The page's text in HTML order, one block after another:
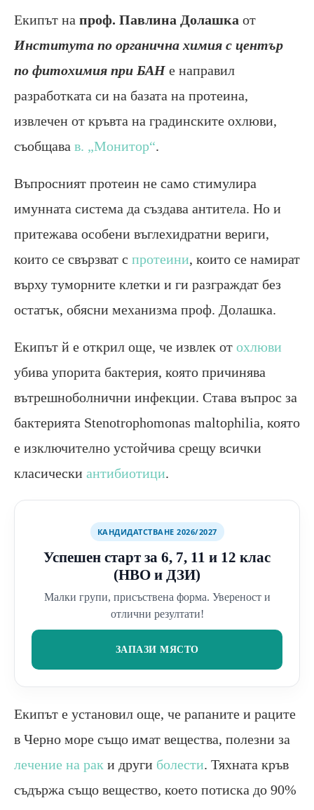
Екипът на проф. Павлина Долашка от
Института по органична химия с център
по фитохимия при БАН е направил
разработката си на базата на протеина,
извлечен от кръвта на градинските охлюви,
съобщава в. „Монитор“.
Въпросният протеин не само стимулира
имунната система да създава антитела. Но и
притежава особени въглехидратни вериги,
които се свързват с протеини, които се намират
върху туморните клетки и ги разграждат без
остатък, обясни механизма проф. Долашка.
Екипът й е открил още, че извлек от охлюви
убива упорита бактерия, която причинява
вътрешноболнични инфекции. Става въпрос за
бактерията Stenotrophomonas maltophilia, която
е изключително устойчива срещу всички
класически антибиотици.
КАНДИДАТСТВАНЕ 2026/2027
Успешен старт за 6, 7, 11 и 12 клас
(НВО и ДЗИ)
Малки групи, присъствена форма. Увереност и
отлични резултати!
ЗАПАЗИ МЯСТО
Екипът е установил още, че рапаните и раците
в Черно море също имат вещества, полезни за
лечение на рак и други болести. Тяхната кръв
съдържа също вещество, което потиска до 90%